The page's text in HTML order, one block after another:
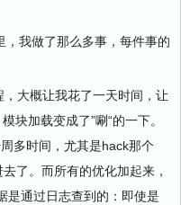
我做了那么多事，每件事的
大概让我花了一天时间，让
块加载变成了”唰“的一下。
多时间，尤其是hack那个
了。而所有的优化加起来，
是通过日志查到的：即使是